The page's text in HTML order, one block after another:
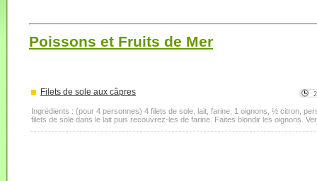
Poissons et Fruits de Mer
Filets de sole aux câpres
Ingrédients : (pour 4 personnes) 4 filets de sole, lait, farine, 1 oignons, ½ citron,
filets de sole dans le lait puis recouvrez-les de farine. Faites blondir les oignons.